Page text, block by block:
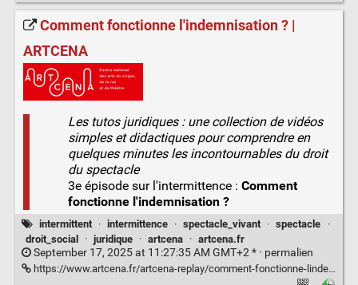
Comment fonctionne l'indemnisation ? |
ARTCENA
Les tutos juridiques : une collection de vidéos
simples et didactiques pour comprendre en
quelques minutes les incontournables du droit
du spectacle
3e épisode sur l'intermittence : Comment
fonctionne l'indemnisation ?
intermittent · intermittence · spectacle_vivant · spectacle
·
droit_social
· juridique · artcena · artcena.fr
September 17, 2025 at 11:27:35 AM GMT+2 * · permalien
https://www.artcena.fr/artcena-replay/comment-fonctionne-lindemnisation